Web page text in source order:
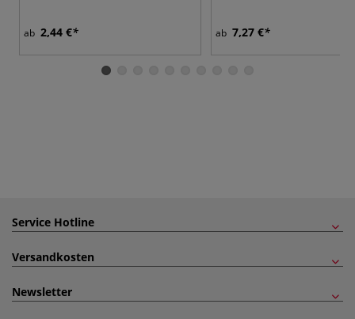
ab 2,44 € ab 7,27 €
Service Hotline
Versandkosten
Newsletter